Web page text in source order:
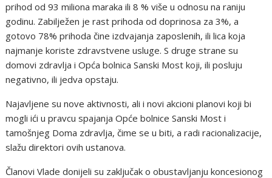
prihod od 93 miliona maraka ili 8 % više u odnosu na raniju
godinu. Zabilježen je rast prihoda od doprinosa za 3%, a
gotovo 78% prihoda čine izdvajanja zaposlenih, ili lica koja
najmanje koriste zdravstvene usluge. S druge strane su
domovi zdravlja i Opća bolnica Sanski Most koji, ili posluju
negativno, ili jedva opstaju.
Najavljene su nove aktivnosti, ali i novi akcioni planovi koji bi
mogli ići u pravcu spajanja Opće bolnice Sanski Most i
tamošnjeg Doma zdravlja, čime se u biti, a radi racionalizacije,
slažu direktori ovih ustanova.
Članovi Vlade donijeli su zaključak o obustavljanju koncesionog